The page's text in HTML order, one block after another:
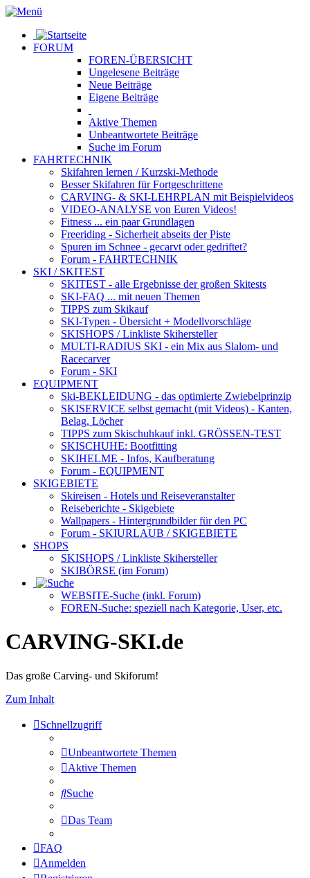
FORUM
FOREN-ÜBERSICHT
Ungelesene Beiträge
Neue Beiträge
Eigene Beiträge
Aktive Themen
Unbeantwortete Beiträge
Suche im Forum
FAHRTECHNIK
Skifahren lernen / Kurzski-Methode
Besser Skifahren für Fortgeschrittene
CARVING- & SKI-LEHRPLAN mit Beispielvideos
VIDEO-ANALYSE von Euren Videos!
Fitness ... ein paar Grundlagen
Freeriding - Sicherheit abseits der Piste
Spuren im Schnee - gecarvt oder gedriftet?
Forum - FAHRTECHNIK
SKI / SKITEST
SKITEST - alle Ergebnisse der großen Skitests
SKI-FAQ ... mit neuen Themen
TIPPS zum Skikauf
SKI-Typen - Übersicht + Modellvorschläge
SKISHOPS / Linkliste Skihersteller
MULTI-RADIUS SKI - ein Mix aus Slalom- und
Racecarver
Forum - SKI
EQUIPMENT
Ski-BEKLEIDUNG - das optimierte Zwiebelprinzip
SKISERVICE selbst gemacht (mit Videos) - Kanten,
Belag, Löcher
TIPPS zum Skischuhkaufinkl. GRÖSSEN-TEST
SKISCHUHE: Bootfitting
SKIHELME - Infos, Kaufberatung
Forum - EQUIPMENT
SKIGEBIETE
Skireisen - Hotels und Reiseveranstalter
Reiseberichte - Skigebiete
Wallpapers - Hintergrundbilder für den PC
Forum - SKIURLAUB / SKIGEBIETE
SHOPS
SKISHOPS / Linkliste Skihersteller
SKIBÖRSE (im Forum)
WEBSITE-Suche (inkl. Forum)
FOREN-Suche: speziell nach Kategorie, User, etc.
CARVING-SKI.de
Das große Carving- und Skiforum!
Zum Inhalt
Schnellzugriff
Unbeantwortete Themen
Aktive Themen
Suche
Das Team
FAQ
Anmelden